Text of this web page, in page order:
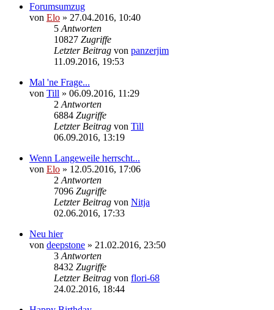
Forumsumzug
von Elo » 27.04.2016, 10:40
5 Antworten
10827 Zugriffe
Letzter Beitrag von panzerjim
11.09.2016, 19:53
Mal 'ne Frage...
von Till » 06.09.2016, 11:29
2 Antworten
6884 Zugriffe
Letzter Beitrag von Till
06.09.2016, 13:19
Wenn Langeweile herrscht...
von Elo » 12.05.2016, 17:06
2 Antworten
7096 Zugriffe
Letzter Beitrag von Nitja
02.06.2016, 17:33
Neu hier
von deepstone » 21.02.2016, 23:50
3 Antworten
8432 Zugriffe
Letzter Beitrag von flori-68
24.02.2016, 18:44